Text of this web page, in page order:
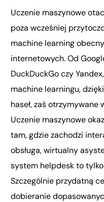
Uczenie maszynowe
poza wcześniej
machine learning
internetowych. Od
DuckDuckGo czy
machine learningu,
haseł, zaś otrzymywane
Uczenie maszynowe
tam, gdzie zachodzi
obsługa, wirtualny
system helpdesk to
Szczególnie przydatną
dobieranie